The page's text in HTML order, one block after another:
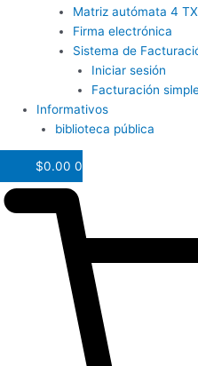
Matriz autómata 4
Firma electrónica
Sistema de
Iniciar sesión
Facturación
Informativos
biblioteca pública
$0.00 0